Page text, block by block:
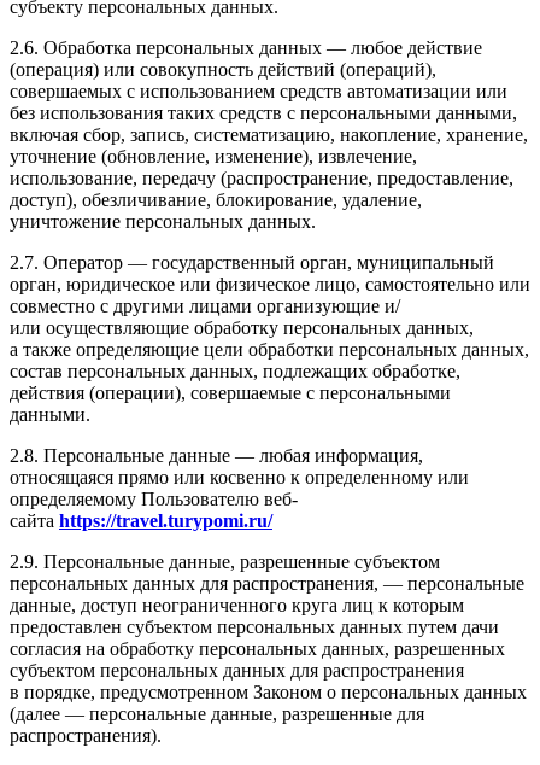
субъекту персональных данных.
2.6. Обработка персональных данных — любое действие
(операция) или совокупность действий (операций),
совершаемых с использованием средств автоматизации или
без использования таких средств с персональными данными,
включая сбор, запись, систематизацию, накопление, хранение,
уточнение (обновление, изменение), извлечение,
использование, передачу (распространение, предоставление,
доступ), обезличивание, блокирование, удаление,
уничтожение персональных данных.
2.7. Оператор — государственный орган, муниципальный
орган, юридическое или физическое лицо, самостоятельно или
совместно с другими лицами организующие и/
или осуществляющие обработку персональных данных,
а также определяющие цели обработки персональных данных,
состав персональных данных, подлежащих обработке,
действия (операции), совершаемые с персональными
данными.
2.8. Персональные данные — любая информация,
относящаяся прямо или косвенно к определенному или
определяемому Пользователю веб-
сайта https://travel.turypomi.ru/
2.9. Персональные данные, разрешенные субъектом
персональных данных для распространения, — персональные
данные, доступ неограниченного круга лиц к которым
предоставлен субъектом персональных данных путем дачи
согласия на обработку персональных данных, разрешенных
субъектом персональных данных для распространения
в порядке, предусмотренном Законом о персональных данных
(далее — персональные данные, разрешенные для
распространения).